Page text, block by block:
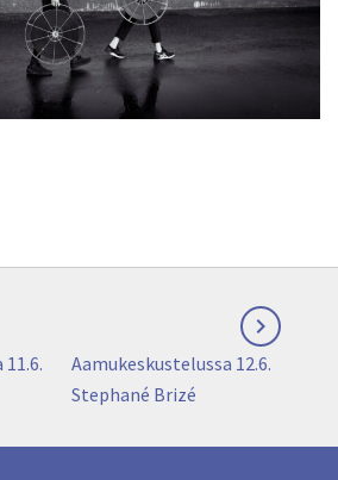

Next
post:
Aamukeskustelussa 12.6.
Stephané Brizé